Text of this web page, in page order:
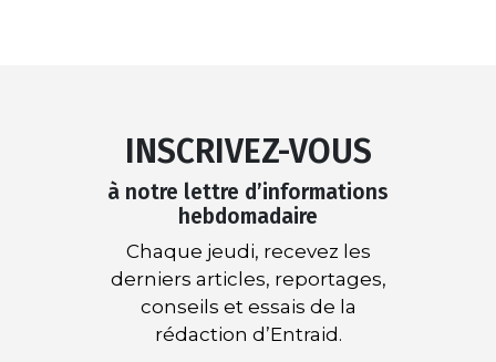
INSCRIVEZ-VOUS
à notre lettre d’informations
hebdomadaire
Chaque jeudi, recevez les
derniers articles, reportages,
conseils et essais de la
rédaction d’Entraid.